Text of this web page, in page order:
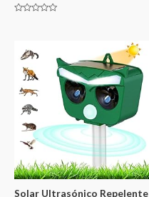
Solar Ultrasónico Repelente